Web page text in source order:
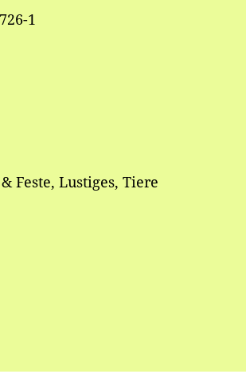
1
Feste, Lustiges, Tiere